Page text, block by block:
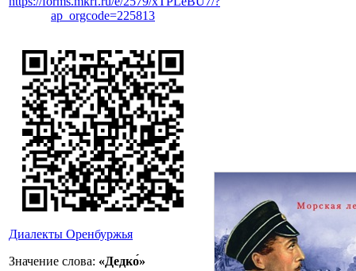
ap_orgcode=225813
Диалекты Оренбуржья
Значение слова: «Дедко́»